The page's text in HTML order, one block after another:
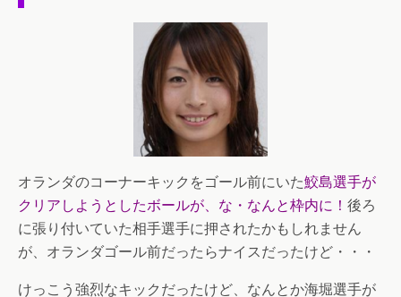
オランダのコーナーキックをゴール前にいた鮫島選手が
クリアしようとしたボールが、な・なんと枠内に！ 後ろ
に張り付いていた相手選手に押されたかもしれません
が、オランダゴール前だったらナイスだったけど・・・
けっこう強烈なキックだったけど、なんとか海堀選手が